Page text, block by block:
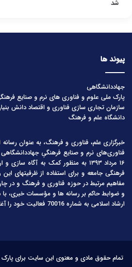
شد
پیوند ها
جهاددانشگاهی
پارک ملی علوم و فناوری های نرم و صنایع
سازمان تجاری سازی فناوری و اقتصاد دانش
دانشگاه علم و فرهنگ
خبرگزاری علم، فناوری و فرهنگ، به عنوان
فناوری‌های نرم و صنایع فرهنگیِ
۱۶ مرداد ۱۳۹۳ به منظور کمک به آگاه
فرهنگی جامعه و برای استفاده از ظرفیتهای
مفاهیم مرتبط در حوزه فناوری و فرهنگ و در
و ضوابط حاکم بر رسانه ها و مؤسسات خبری،
ارشاد اسلامی به شماره 70016 فعالیت خود را آغاز کرده است.
تمام حقوق مادی و معنوی این سایت برای پارک